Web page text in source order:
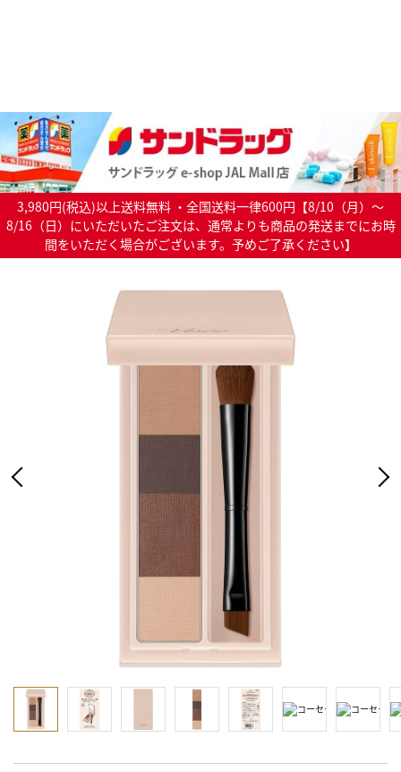
3,980円(税込)以上送料無料 ・全国送料一律600円【8/10（月）～
8/16（日）にいただいたご注文は、通常よりも商品の発送までにお時
間をいただく場合がございます。予めご了承ください】